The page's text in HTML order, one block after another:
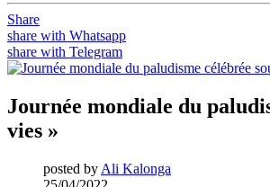
Share
share with Whatsapp
share with Telegram
Journée mondiale du
vies »
posted by Ali Kalonga